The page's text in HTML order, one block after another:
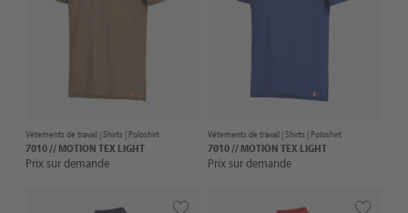
Vêtements de travail |Shirts | Poloshirt
7010 // MOTION TEX LIGHT
Prix sur demande
Vêtements de travail |Shirts | Poloshirt
7010 // MOTION TEX LIGHT
Prix sur demande